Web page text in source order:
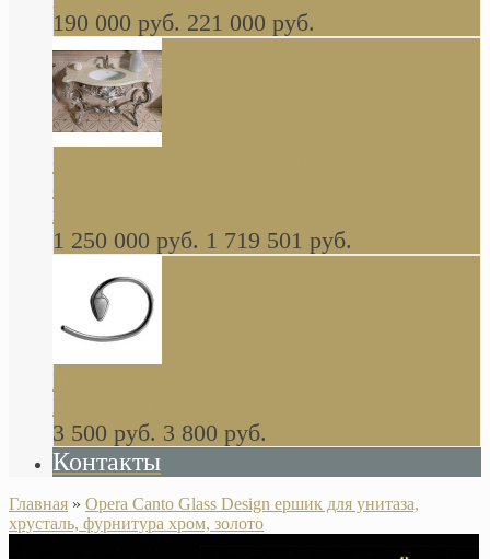
190 000 руб. 221 000 руб.
стиле барокко, из массива дерева, светло
коричневый матовый окрас + серебро
1 250 000 руб. 1 719 501 руб.
Khala Colombo аксессуары (серия) В
НАЛИЧИИ
3 500 руб. 3 800 руб.
Контакты
Главная » Opera Canto Glass Design ершик для унитаза,
хрусталь, фурнитура хром, золото